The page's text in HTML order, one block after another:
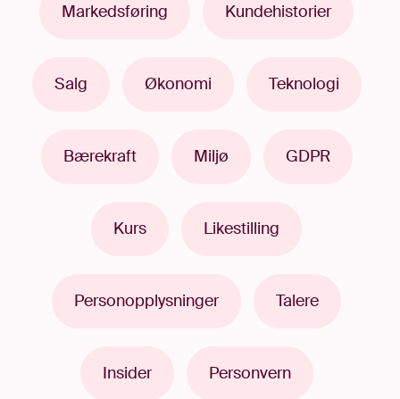
Markedsføring Kundehistorier
Salg Økonomi Teknologi
Bærekraft Miljø GDPR
Kurs Likestilling
Personopplysninger Talere
Insider Personvern